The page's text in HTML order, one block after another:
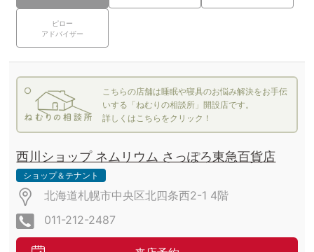
ピロー
アドバイザー
こちらの店舗は睡眠や寝具のお悩み解決をお手伝
いする「ねむりの相談所」開設店です。
詳しくはこちらをクリック！
西川ショップ ネムリウム さっぽろ東急百貨店
ショップ＆テナント
北海道札幌市中央区北四条西2-1 4階
011-212-2487